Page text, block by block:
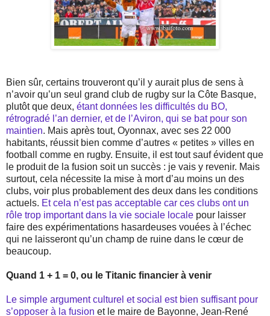
Bien sûr, certains trouveront qu’il y aurait plus de sens à
n’avoir qu’un seul grand club de rugby sur la Côte Basque,
plutôt que deux, étant données les difficultés du BO,
rétrogradé l’an dernier, et de l’Aviron, qui se bat pour son
maintien. Mais après tout, Oyonnax, avec ses 22 000
habitants, réussit bien comme d’autres « petites » villes en
football comme en rugby. Ensuite, il est tout sauf évident que
le produit de la fusion soit un succès : je vais y revenir. Mais
surtout, cela nécessite la mise à mort d’au moins un des
clubs, voir plus probablement des deux dans les conditions
actuels. Et cela n’est pas acceptable car ces clubs ont un
rôle trop important dans la vie sociale locale pour laisser
faire des expérimentations hasardeuses vouées à l’échec
qui ne laisseront qu’un champ de ruine dans le cœur de
beaucoup.
Quand 1 + 1 = 0, ou le Titanic financier à venir
Le simple argument culturel et social est bien suffisant pour
s’opposer à la fusion et le maire de Bayonne, Jean-René